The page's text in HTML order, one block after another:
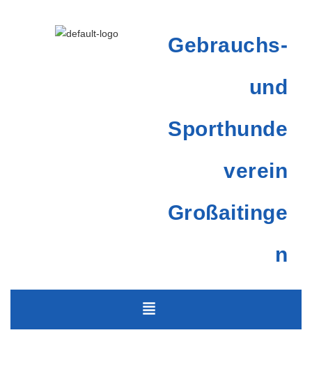
Gebrauchs-
und
Sporthunde
verein
Großaitinge
n